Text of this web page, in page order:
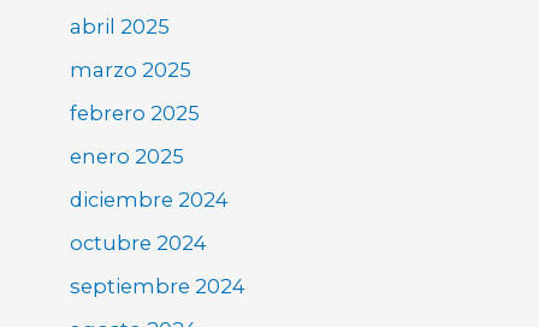
abril 2025
marzo 2025
febrero 2025
enero 2025
diciembre 2024
octubre 2024
septiembre 2024